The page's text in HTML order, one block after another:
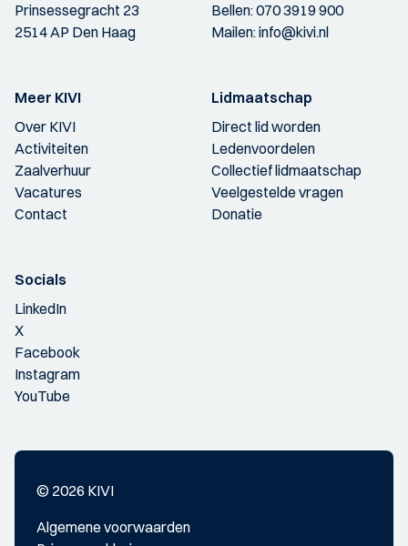
Prinsessegracht 23
2514 AP Den Haag
Bellen:070 3919 900
Mailen:info@kivi.nl
Meer KIVI
Over KIVI
Activiteiten
Zaalverhuur
Vacatures
Contact
Lidmaatschap
Direct lid worden
Ledenvoordelen
Collectief lidmaatschap
Veelgestelde vragen
Donatie
Socials
LinkedIn
X
Facebook
Instagram
YouTube
© 2026 KIVI
Algemene voorwaarden